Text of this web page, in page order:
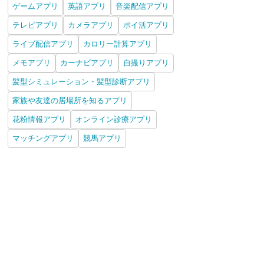
ゲームアプリ 英語アプリ 音楽配信アプリ
テレビアプリ カメラアプリ ポイ活アプリ
ライブ配信アプリ カロリー計算アプリ
メモアプリ カーナビアプリ 自撮りアプリ
髪型シミュレーション・髪型診断アプリ
家族や友達の居場所を知るアプリ
花粉情報アプリ オンライン診療アプリ
マッチングアプリ 競馬アプリ